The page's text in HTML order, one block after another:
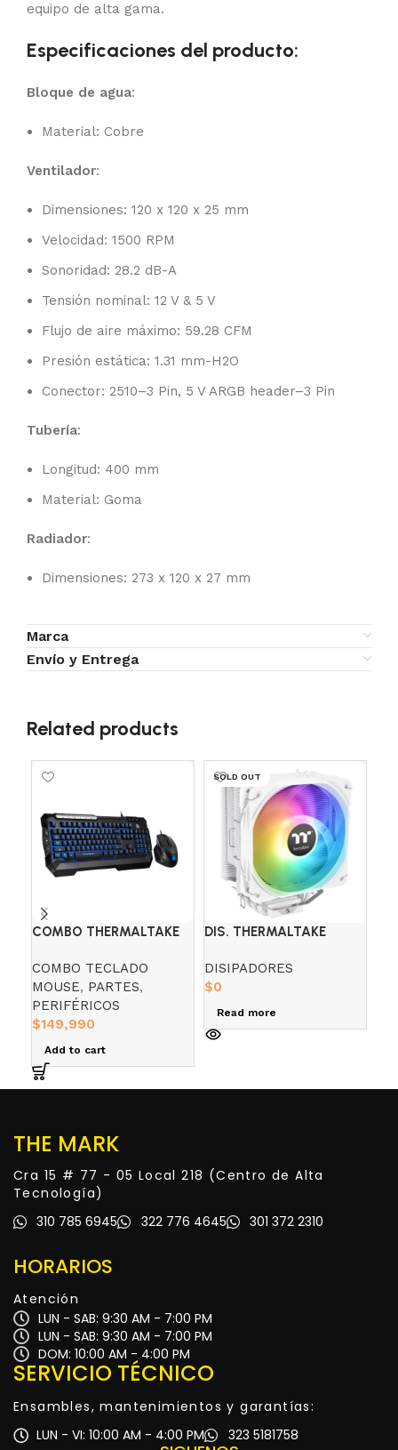
equipo de alta gama.
Especificaciones del producto:
Bloque de agua:
Material: Cobre
Ventilador:
Dimensiones: 120 x 120 x 25 mm
Velocidad: 1500 RPM
Sonoridad: 28.2 dB-A
Tensión nominal: 12 V & 5 V
Flujo de aire máximo: 59.28 CFM
Presión estática: 1.31 mm-H2O
Conector: 2510–3 Pin, 5 V ARGB header–3 Pin
Tubería:
Longitud: 400 mm
Material: Goma
Radiador:
Dimensiones: 273 x 120 x 27 mm
Marca
Envío y Entrega
Related products
COMBO THERMALTAKE
TECLADO Y MOUSE
COMBO TECLADO
MOUSE, PARTES,
PERIFÉRICOS
$149,990
Add to cart
SOLD OUT
DIS. THERMALTAKE
DISIPADORES
$0
Read more
THE MARK
Cra 15 # 77 - 05 Local 218 (Centro de Alta
Tecnología)
310 785 6945
322 776 4645 301 372 2310
HORARIOS
Atención
LUN - SAB: 9:30 AM - 7:00 PM
LUN - SAB: 9:30 AM - 7:00 PM
DOM: 10:00 AM - 4:00 PM
SERVICIO TÉCNICO
Ensambles, mantenimientos y garantías:
LUN - VI: 10:00 AM - 4:00 PM
323 5181758